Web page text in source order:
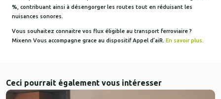
%, contribuant ainsi à désengorger les routes tout en réduisant les
nuisances sonores.
Vous souhaitez connaitre vos flux éligible au transport ferroviaire ?
Mixenn Vous accompagne grace au dispositif Appel d’aiR. En savoir plus.
Ceci pourrait également vous intéresser